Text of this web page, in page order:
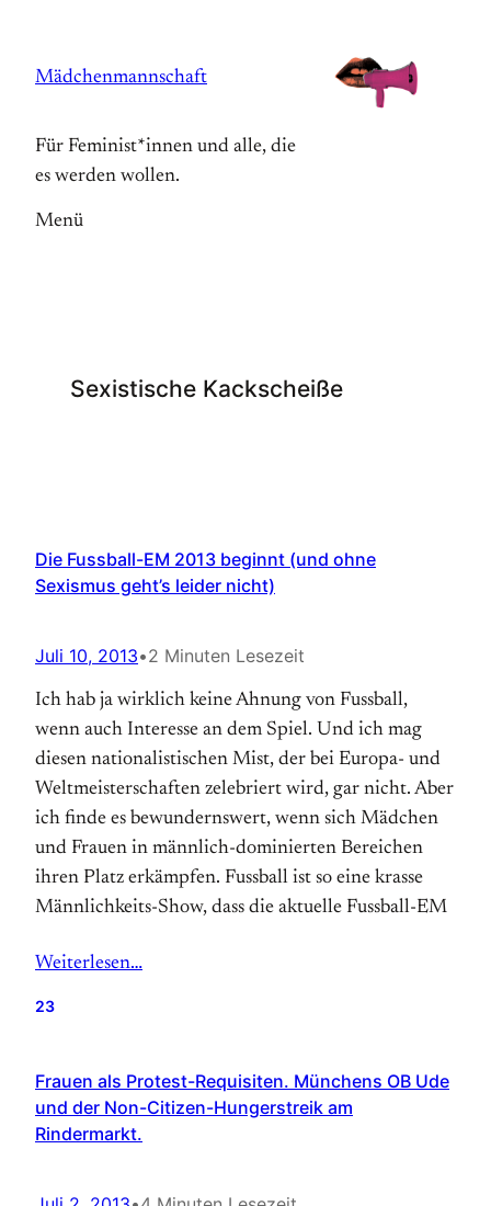
springen
Mädchenmannschaft
Für Feminist*innen und alle, die
es werden wollen.
Menü
Sexistische Kackscheiße
Die Fussball-EM 2013 beginnt (und ohne
Sexismus geht’s leider nicht)
Juli 10, 2013•2 Minuten Lesezeit
Ich hab ja wirklich keine Ahnung von Fussball,
wenn auch Interesse an dem Spiel. Und ich mag
diesen nationalis­tischen Mist, der bei Europa- und
Welt­meister­schaften zelebriert wird, gar nicht. Aber
ich finde es bewundern­swert, wenn sich Mädchen
und Frauen in männlich-dominierten Bereichen
ihren Platz erkämpfen. Fussball ist so eine krasse
Männlichkeits-Show, dass die aktuelle Fussball-EM
Weiterlesen…
23
Frauen als Protest-Requisiten. Münchens OB Ude
und der Non-Citizen-Hungerstreik am
Rindermarkt.